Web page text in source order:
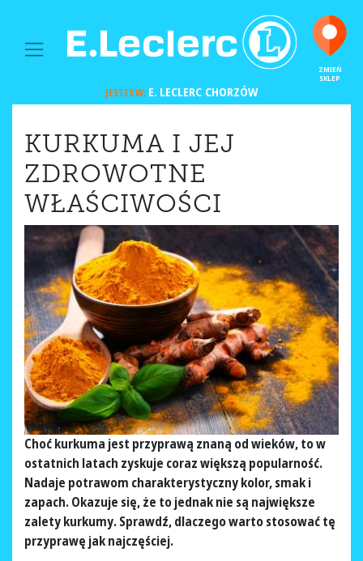
MAIN NAVIGATION
ZMIEŃ
SKLEP
JESTEŚ W:E. LECLERC CHORZÓW
KURKUMA I JEJ
ZDROWOTNE
WŁAŚCIWOŚCI
Choć kurkuma jest przyprawą znaną od wieków, to w
ostatnich latach zyskuje coraz większą popularność.
Nadaje potrawom charakterystyczny kolor, smak i
zapach. Okazuje się, że to jednak nie są największe
zalety kurkumy. Sprawdź, dlaczego warto stosować tę
przyprawę jak najczęściej.